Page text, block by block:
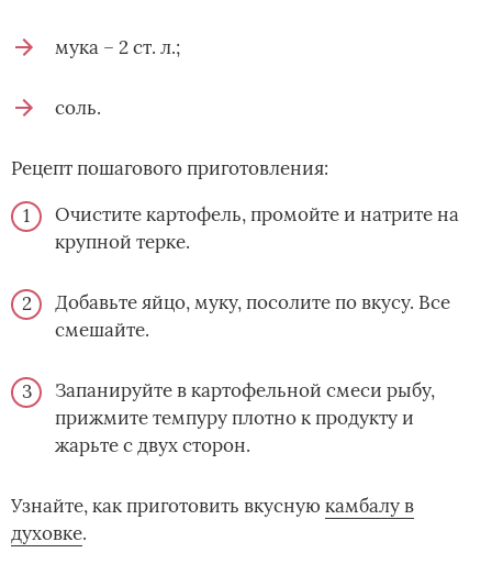
мука – 2 ст. л.;
соль.
Рецепт пошагового приготовления:
Очистите картофель, промойте и натрите на
крупной терке.
Добавьте яйцо, муку, посолите по вкусу. Все
смешайте.
Запанируйте в картофельной смеси рыбу,
прижмите темпуру плотно к продукту и
жарьте с двух сторон.
Узнайте, как приготовить вкусную камбалу в
духовке.